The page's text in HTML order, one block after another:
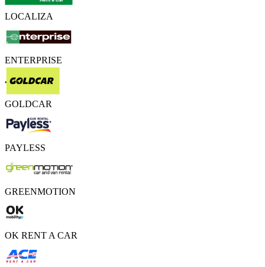
LOCALIZA
ENTERPRISE
GOLDCAR
PAYLESS
GREENMOTION
OK RENT A CAR